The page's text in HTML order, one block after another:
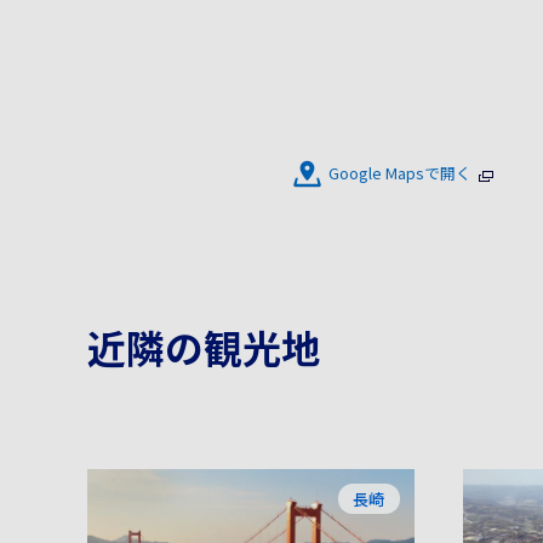
Google Mapsで開く
近隣の観光地
長崎